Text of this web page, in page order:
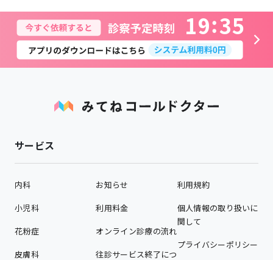
19 35
サービス
内科
小児科
花粉症
皮膚科
お知らせ
利用料金
オンライン診療の流れ
往診サービス終了につ
利用規約
個人情報の取り扱いに
関して
プライバシーポリシー